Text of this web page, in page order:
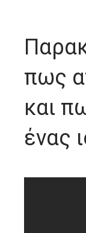
πως
και
ένας